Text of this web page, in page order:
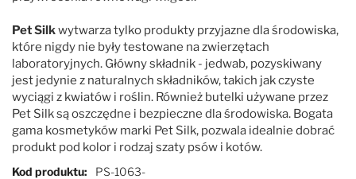
Pet Silkwytwarza tylko produkty przyjazne dla środowiska,
które nigdy nie były testowane na zwierzętach
laboratoryjnych. Główny składnik - jedwab, pozyskiwany
jest jedynie z naturalnych składników, takich jak czyste
wyciągi z kwiatów i roślin. Również butelki używane przez
Pet Silk są oszczędne i bezpieczne dla środowiska. Bogata
gama kosmetyków marki Pet Silk, pozwala idealnie dobrać
produkt pod kolor i rodzaj szaty psów i kotów.
Więcej informacji
Kod produktu PS-1063-